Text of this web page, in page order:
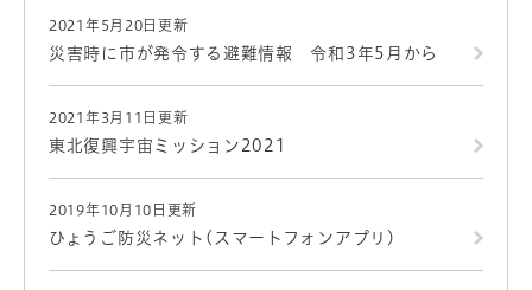
2021年5月20日更新
災害時に市が発令する避難情報 令和3年5月から
2021年3月11日更新
東北復興宇宙ミッション2021
2019年10月10日更新
ひょうご防災ネット(スマートフォンアプリ)